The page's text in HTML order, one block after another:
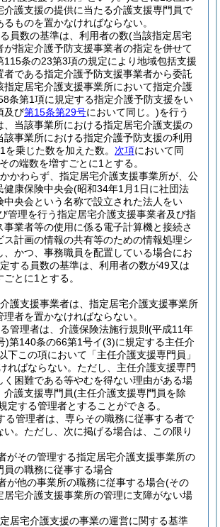
介護支援の提供に当たる介護支援専門員で
ものを置かなければならない。
員数の基準は、利用者の数(当該指定居宅
が指定介護予防支援事業者の指定を併せて
115条の23第3項の規定により地域包括支援
者である指定介護予防支援事業者から委託
指定居宅介護支援事業所において指定介護
条第1項に規定する指定介護予防支援をい
及び第15条第29号において同じ。)を行う
、当該事業所における指定居宅介護支援の
該事業所における指定介護予防支援の利用
乗じた数を加えた数。 次項において同
の端数を増すごとに1とする。
かわらず、指定居宅介護支援事業所が、公
健康保険中央会(昭和34年1月1日に社団法
中央会という名称で設立された法人をい
管理を行う指定居宅介護支援事業者及び指
事業者等の使用に係る電子計算機と接続さ
ス計画の情報の共有等のための情報処理シ
、かつ、事務職員を配置している場合にお
する員数の基準は、利用者の数が49又は
とに1とする。
護支援事業者は、指定居宅介護支援事業所
理者を置かなければならない。
管理者は、介護保険法施行規則 (平成11年
)第140条の66第1号イ(3)に規定する主任介
下この項において「主任介護支援専門員」
ればならない。 ただし、主任介護支援専門
く困難である等やむを得ない理由がある場
介護支援専門員(主任介護支援専門員を除
定する管理者とすることができる。
る管理者は、専らその職務に従事する者で
。 ただし、次に掲げる場合は、この限り
がその管理する指定居宅介護支援事業所の
員の職務に従事する場合
が他の事業所の職務に従事する場合(その
居宅介護支援事業所の管理に支障がない場
居宅介護支援の事業の運営に関する基準